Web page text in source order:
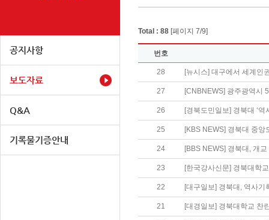
공지사항
보도자료
Q&A
기록물기증안내
Total : 88 [페이지 7/9]
번호
28 [뉴시스] 대구에서 세계인
27 [CNBNEWS] 광주광역시
26 [경북도민일보] 경북대 ‘
25 [KBS NEWS] 경북대 중
24 [BBS NEWS] 경북대, 개
23 [한국강사신문] 경북대학
22
21 [대경일보] 경북대학교 찬